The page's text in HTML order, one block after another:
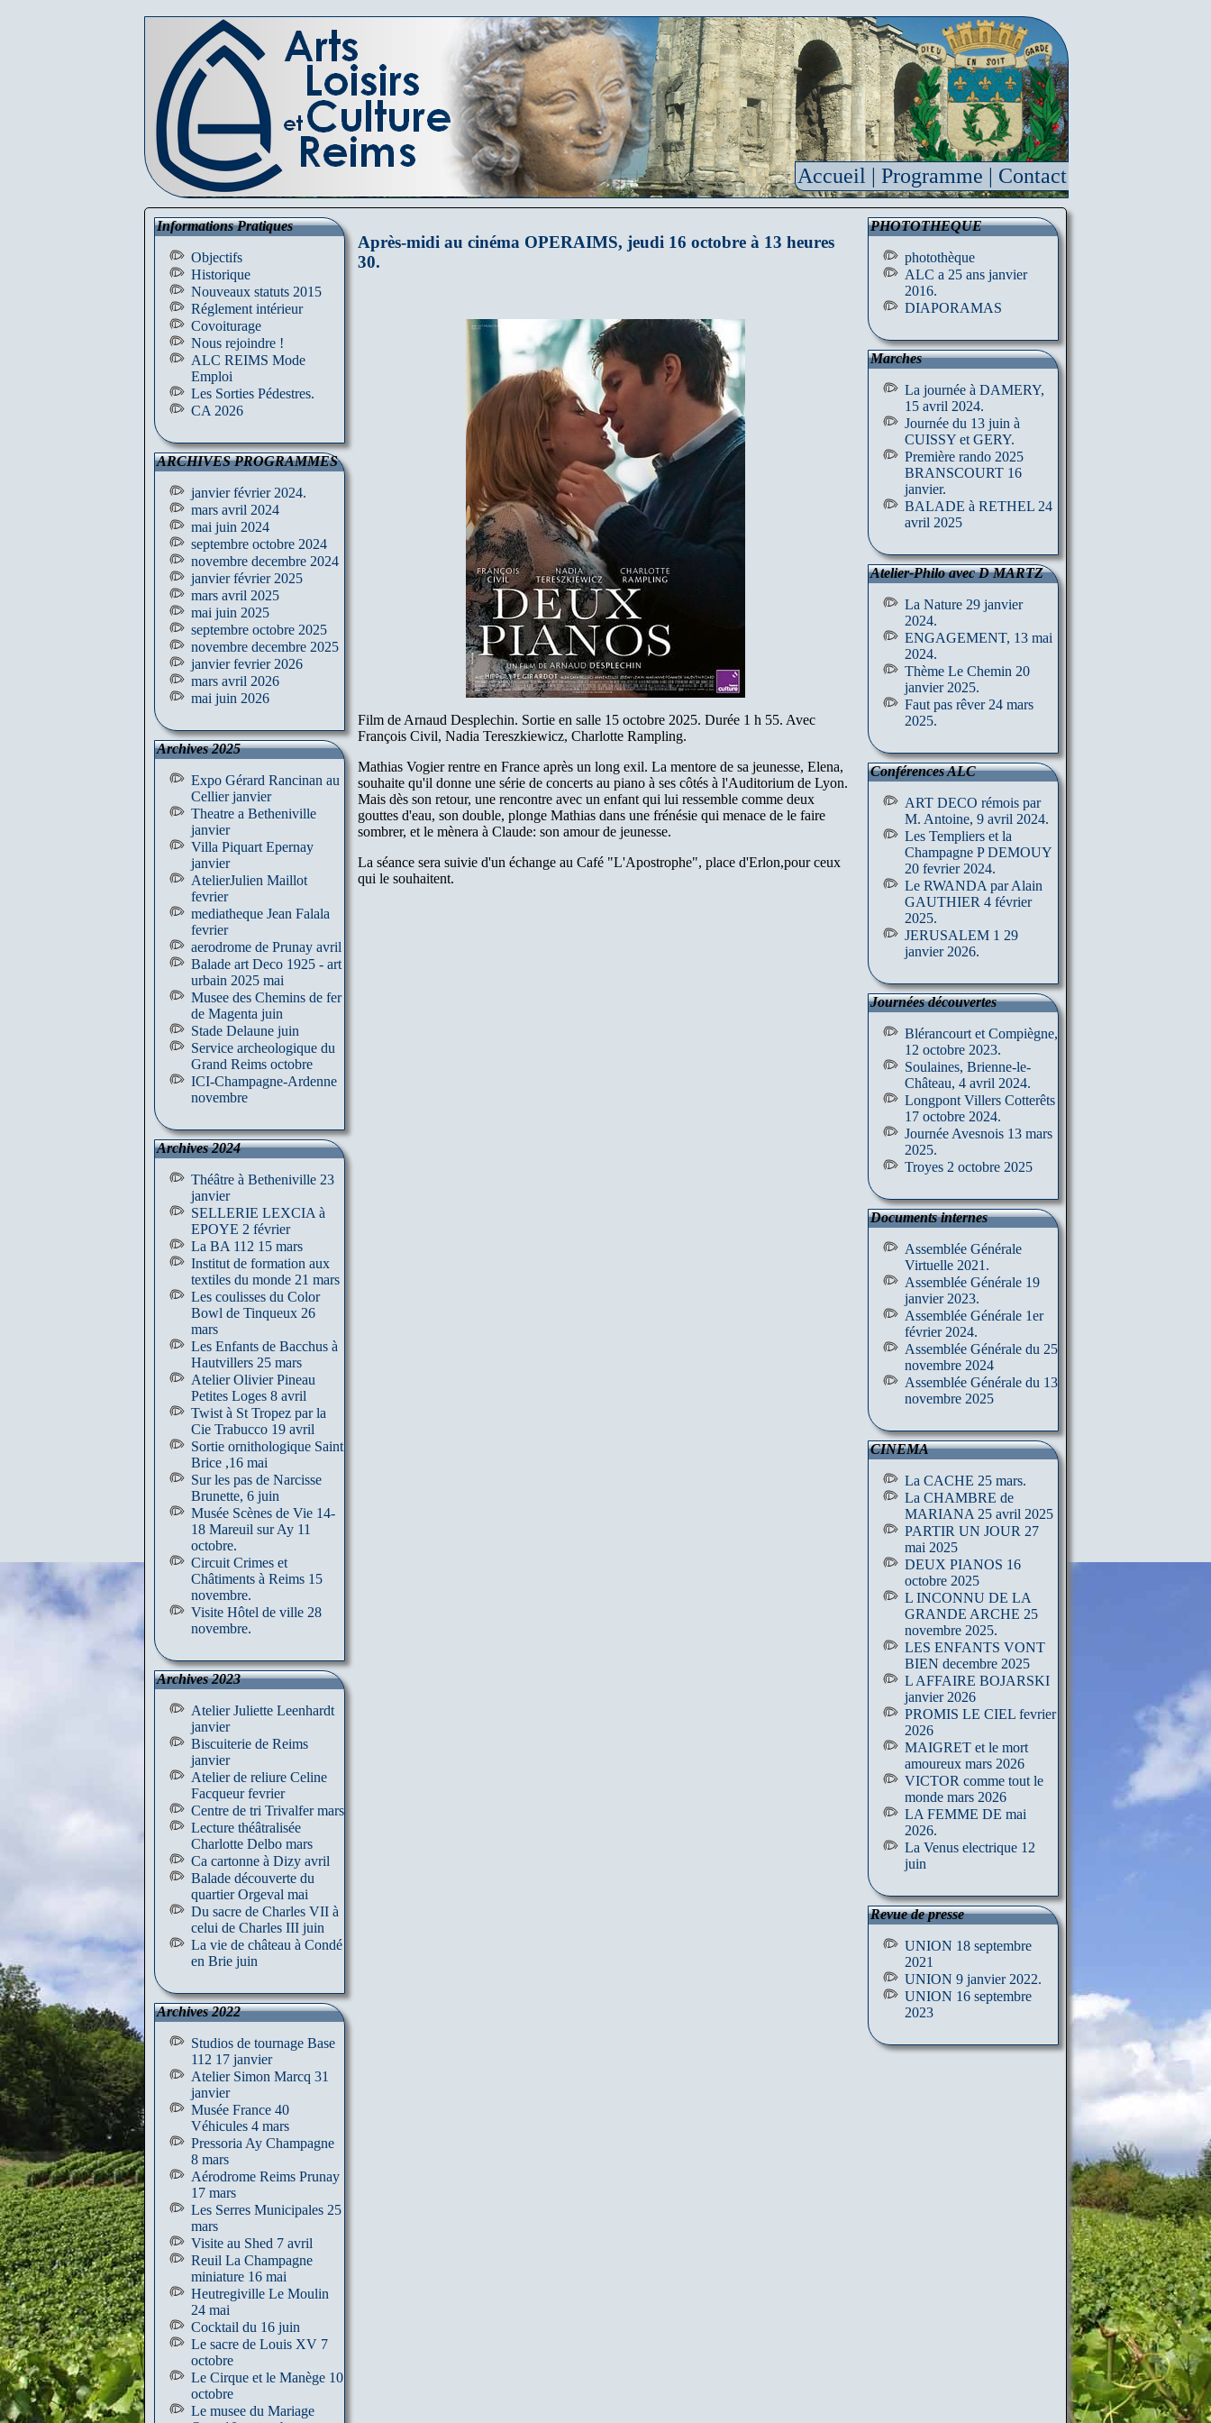
Accueil | Programme | Contact
Informations Pratiques
Objectifs
Historique
Nouveaux statuts 2015
Réglement intérieur
Covoiturage
Nous rejoindre !
ALC REIMS Mode
Emploi
Les Sorties Pédestres.
CA 2026
ARCHIVES PROGRAMMES
janvier février 2024.
mars avril 2024
mai juin 2024
septembre octobre 2024
novembre decembre 2024
janvier février 2025
mars avril 2025
mai juin 2025
septembre octobre 2025
novembre decembre 2025
janvier fevrier 2026
mars avril 2026
mai juin 2026
Archives 2025
Expo Gérard Rancinan au
Cellier janvier
Theatre a Betheniville
janvier
Villa Piquart Epernay
janvier
AtelierJulien Maillot
fevrier
mediatheque Jean Falala
fevrier
aerodrome de Prunay avril
Balade art Deco 1925 - art
urbain 2025 mai
Musee des Chemins de fer
de Magenta juin
Stade Delaune juin
Service archeologique du
Grand Reims octobre
ICI-Champagne-Ardenne
novembre
Archives 2024
Théâtre à Betheniville 23
janvier
SELLERIE LEXCIA à
EPOYE 2 février
La BA 112 15 mars
Institut de formation aux
textiles du monde 21 mars
Les coulisses du Color
Bowl de Tinqueux 26
mars
Les Enfants de Bacchus à
Hautvillers 25 mars
Atelier Olivier Pineau
Petites Loges 8 avril
Twist à St Tropez par la
Cie Trabucco 19 avril
Sortie ornithologique Saint
Brice ,16 mai
Sur les pas de Narcisse
Brunette, 6 juin
Musée Scènes de Vie 14-
18 Mareuil sur Ay 11
octobre.
Circuit Crimes et
Châtiments à Reims 15
novembre.
Visite Hôtel de ville 28
novembre.
Archives 2023
Atelier Juliette Leenhardt
janvier
Biscuiterie de Reims
janvier
Atelier de reliure Celine
Facqueur fevrier
Centre de tri Trivalfer mars
Lecture théâtralisée
Charlotte Delbo mars
Ca cartonne à Dizy avril
Balade découverte du
quartier Orgeval mai
Du sacre de Charles VII à
celui de Charles III juin
La vie de château à Condé
en Brie juin
Archives 2022
Studios de tournage Base
112 17 janvier
Atelier Simon Marcq 31
janvier
Musée France 40
Véhicules 4 mars
Pressoria Ay Champagne
8 mars
Aérodrome Reims Prunay
17 mars
Les Serres Municipales 25
mars
Visite au Shed 7 avril
Reuil La Champagne
miniature 16 mai
Heutregiville Le Moulin
24 mai
Cocktail du 16 juin
Le sacre de Louis XV 7
octobre
Le Cirque et le Manège 10
octobre
Le musee du Mariage
PHOTOTHEQUE
photothèque
ALC a 25 ans janvier
2016.
DIAPORAMAS
Marches
La journée à DAMERY,
15 avril 2024.
Journée du 13 juin à
CUISSY et GERY.
Première rando 2025
BRANSCOURT 16
janvier.
BALADE à RETHEL 24
avril 2025
Atelier-Philo avec D MARTZ
La Nature 29 janvier
2024.
ENGAGEMENT, 13 mai
2024.
Thème Le Chemin 20
janvier 2025.
Faut pas rêver 24 mars
2025.
Conférences ALC
ART DECO rémois par
M. Antoine, 9 avril 2024.
Les Templiers et la
Champagne P DEMOUY
20 fevrier 2024.
Le RWANDA par Alain
GAUTHIER 4 février
2025.
JERUSALEM 1 29
janvier 2026.
Journées découvertes
Blérancourt et Compiègne,
12 octobre 2023.
Soulaines, Brienne-le-
Château, 4 avril 2024.
Longpont Villers Cotterêts
17 octobre 2024.
Journée Avesnois 13 mars
2025.
Troyes 2 octobre 2025
Documents internes
Assemblée Générale
Virtuelle 2021.
Assemblée Générale 19
janvier 2023.
Assemblée Générale 1er
février 2024.
Assemblée Générale du 25
novembre 2024
Assemblée Générale du 13
novembre 2025
CINEMA
La CACHE 25 mars.
La CHAMBRE de
MARIANA 25 avril 2025
PARTIR UN JOUR 27
mai 2025
DEUX PIANOS 16
octobre 2025
L INCONNU DE LA
GRANDE ARCHE 25
novembre 2025.
LES ENFANTS VONT
BIEN decembre 2025
L AFFAIRE BOJARSKI
janvier 2026
PROMIS LE CIEL fevrier
2026
MAIGRET et le mort
amoureux mars 2026
VICTOR comme tout le
monde mars 2026
LA FEMME DE mai
2026.
La Venus electrique 12
juin
Revue de presse
UNION 18 septembre
2021
UNION 9 janvier 2022.
UNION 16 septembre
2023
Après-midi au cinéma OPERAIMS, jeudi 16 octobre à 13 heures
30.
Film de Arnaud Desplechin. Sortie en salle 15 octobre 2025. Durée 1 h 55. Avec
François Civil, Nadia Tereszkiewicz, Charlotte Rampling.
Mathias Vogier rentre en France après un long exil. La mentore de sa jeunesse, Elena,
souhaite qu'il donne une série de concerts au piano à ses côtés à l'Auditorium de Lyon.
Mais dès son retour, une rencontre avec un enfant qui lui ressemble comme deux
gouttes d'eau, son double, plonge Mathias dans une frénésie qui menace de le faire
sombrer, et le mènera à Claude: son amour de jeunesse.
La séance sera suivie d'un échange au Café "L'Apostrophe", place d'Erlon,pour ceux
qui le souhaitent.